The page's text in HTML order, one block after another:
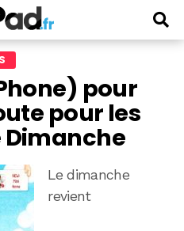
pour
pour les
Le dimanche
revient